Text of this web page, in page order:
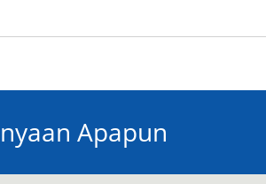
Apapun